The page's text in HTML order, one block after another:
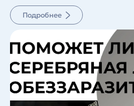
Подробнее